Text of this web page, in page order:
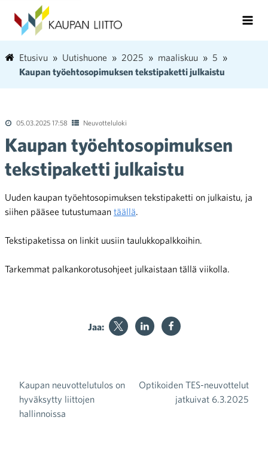
Etusivu Uutishuone 2025 maaliskuu
5
Kaupan työehtosopimuksen tekstipaketti julkaistu
05.03.2025 17:58 Neuvotteluloki
Kaupan työehtosopimuksen
tekstipaketti julkaistu
Uuden kaupan työehtosopimuksen tekstipaketti on julkaistu, ja
siihen pääsee tutustumaan täällä.
Tekstipaketissa on linkit uusiin taulukkopalkkoihin.
Tarkemmat palkankorotusohjeet julkaistaan tällä viikolla.
Jaa:
Artikkelien selaus
Kaupan neuvottelutulos on
hyväksytty liittojen
hallinnoissa
Optikoiden TES-neuvottelut
jatkuivat 6.3.2025